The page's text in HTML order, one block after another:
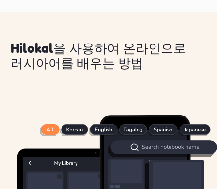
Hilokal을 사용하여 온라인으로
러시아어를 배우는 방법